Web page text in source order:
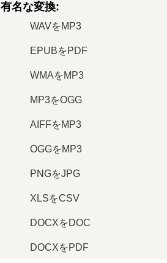
有名な変換:
WAVをMP3
EPUBをPDF
WMAをMP3
MP3をOGG
AIFFをMP3
OGGをMP3
PNGをJPG
XLSをCSV
DOCXをDOC
DOCXをPDF